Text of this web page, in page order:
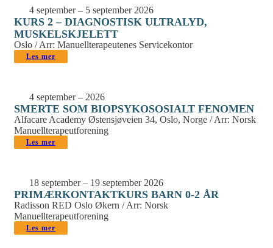
4 september – 5 september 2026
KURS 2 – DIAGNOSTISK ULTRALYD,
MUSKELSKJELETT
Oslo / Arr: Manuellterapeutenes Servicekontor
Les mer
4 september – 2026
SMERTE SOM BIOPSYKOSOSIALT FENOMEN
Alfacare Academy Østensjøveien 34, Oslo, Norge / Arr: Norsk
Manuellterapeutforening
Les mer
18 september – 19 september 2026
PRIMÆRKONTAKTKURS BARN 0-2 ÅR
Radisson RED Oslo Økern / Arr: Norsk
Manuellterapeutforening
Les mer